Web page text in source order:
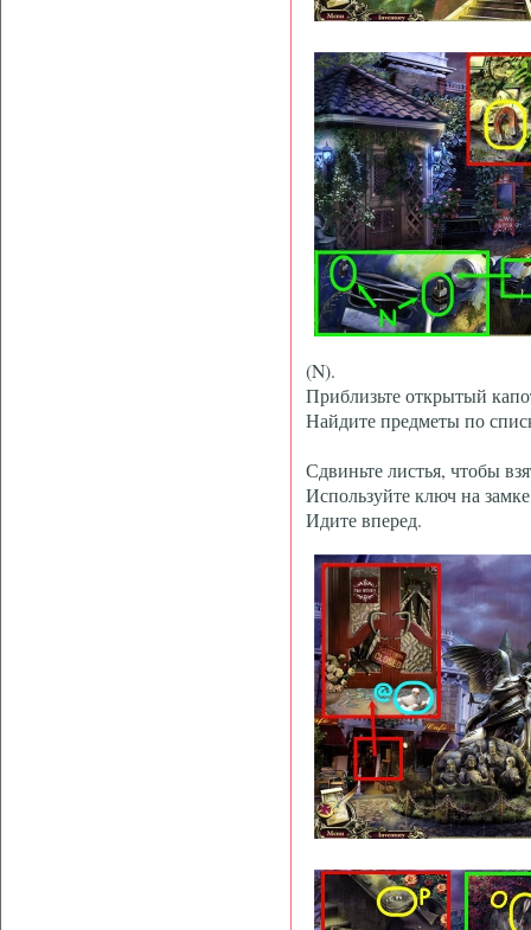
(N).
Приблизьте открытый
Найдите предметы по
Сдвиньте листья, чтобы
Используйте ключ на
Идите вперед.